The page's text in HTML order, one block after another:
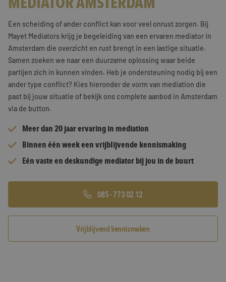
Blogs
Documenten
Gratis folder
Contact
Een scheiding of ander conflict kan voor veel onrust zorgen. Bij
Mayet Mediators krijg je begeleiding van een ervaren mediator in
Amsterdam die overzicht en rust brengt in een lastige situatie.
Samen zoeken we naar een duurzame oplossing waar beide
partijen zich in kunnen vinden. Heb je ondersteuning nodig bij een
ander type conflict? Kies hieronder de vorm van mediation die
past bij jouw situatie of bekijk ons complete aanbod in Amsterdam
via de button.
Meer dan 20 jaar ervaring in mediation
Binnen één week een vrijblijvende kennismaking
Eén vaste en deskundige mediator bij jou in de buurt
085 - 773 02 12
Vrijblijvend kennismaken